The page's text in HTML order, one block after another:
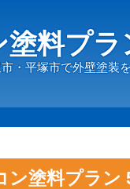
料プラ
・平塚市で外壁塗装
塗料プラン